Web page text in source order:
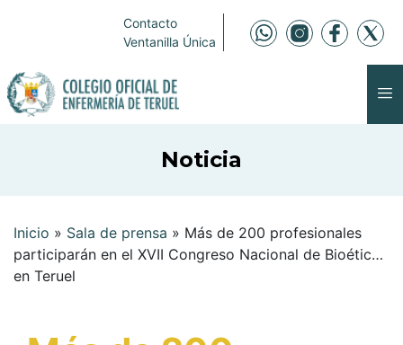
Contacto
Ventanilla Única
Noticia
Inicio » Sala de prensa » Más de 200 profesionales
participarán en el XVII Congreso Nacional de Bioética
en Teruel